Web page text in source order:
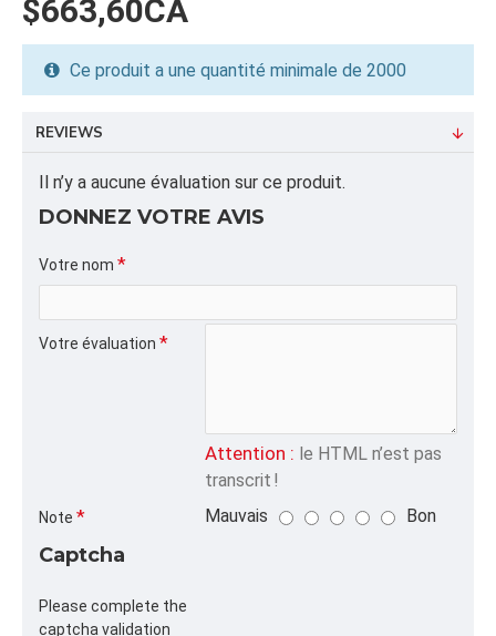
Volume cubique: 1.90 pieds cubes
FORMAT DE PALETTE
Dimension/pallet:
ALPHA
POCHETTE,ALU,SPE,
CATÉGORIE
Pochettes Plates Refermables
$663,60CA
Ce produit a une quantité minimale de 2000
REVIEWS
Il n’y a aucune évaluation sur ce produit.
DONNEZ VOTRE AVIS
Votre nom
Votre évaluation
Attention : le HTML n’est pas
transcrit !
Note Mauvais Bon
Captcha
Please complete the
captcha validation